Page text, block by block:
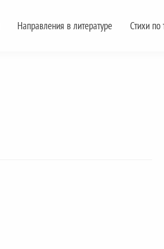
Направления в литературе Стихи по